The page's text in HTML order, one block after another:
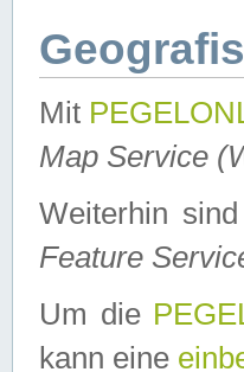
Mit
Map Service
Weiterhin
Feature
Um die
kann eine